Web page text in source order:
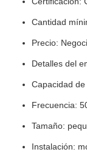
Cantidad
Precio:
Detalles del
Capacidad
Frecuencia:
Tamaño:
Instalación: